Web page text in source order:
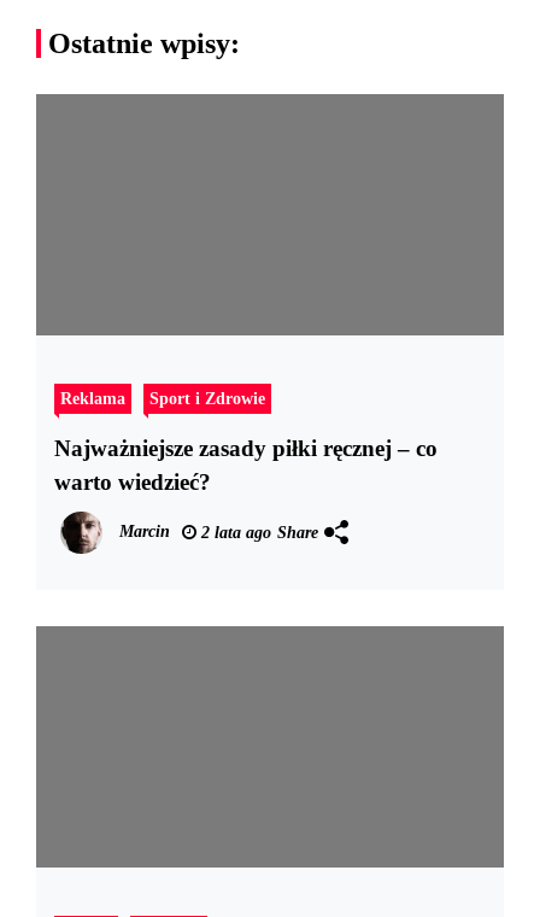
Ostatnie wpisy:
Reklama Sport i Zdrowie
Najważniejsze zasady piłki ręcznej – co
warto wiedzieć?
Marcin 2 lata ago Share